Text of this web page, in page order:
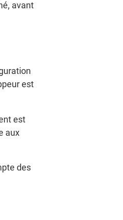
avant
est
est
aux
des